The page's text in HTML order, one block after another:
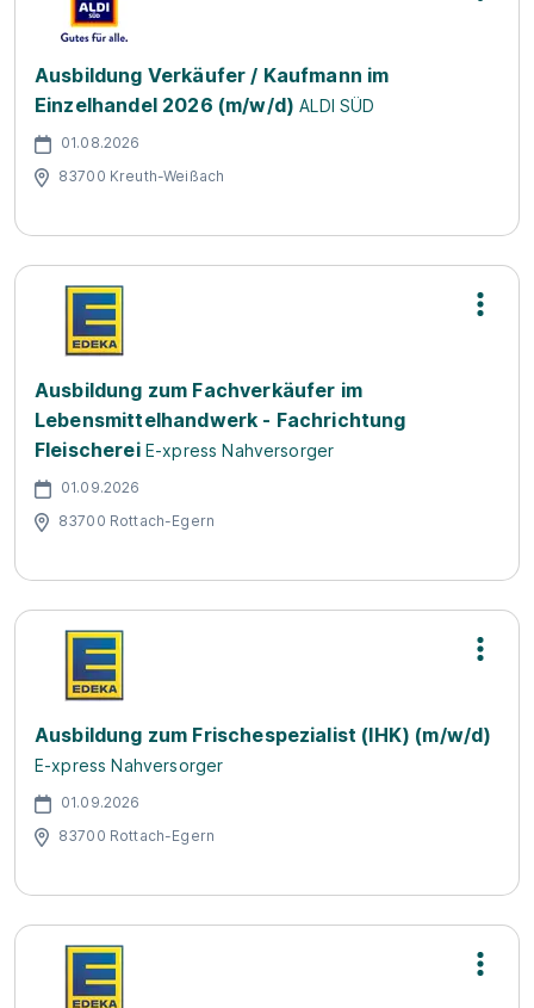
Ausbildung Verkäufer / Kaufmann im
Einzelhandel 2026 (m/w/d) ALDI SÜD
01.08.2026
83700 Kreuth-Weißach
Ausbildung zum Fachverkäufer im
Lebensmittelhandwerk - Fachrichtung
Fleischerei E-xpress Nahversorger
01.09.2026
83700 Rottach-Egern
Ausbildung zum Frischespezialist (IHK) (m/w/d)
E-xpress Nahversorger
01.09.2026
83700 Rottach-Egern